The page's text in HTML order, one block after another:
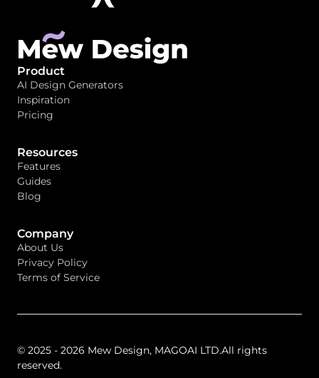
Product
AI Design Generators
Inspiration
Pricing
Resources
Features
Guides
Blog
Company
About Us
Privacy Policy
Terms of Service
© 2025 - 2026 Mew Design, MAGOAI LTD.All rights
reserved.